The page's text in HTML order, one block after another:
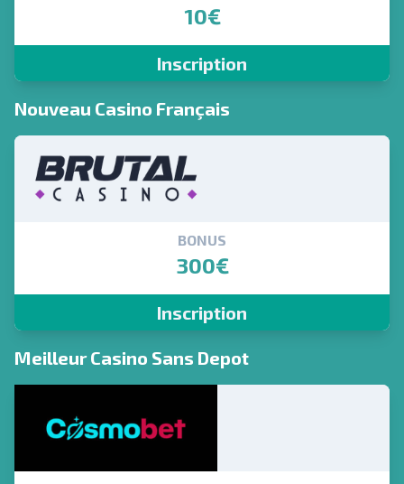
10€
Inscription
Nouveau Casino Français
BONUS
300€
Inscription
Meilleur Casino Sans Depot